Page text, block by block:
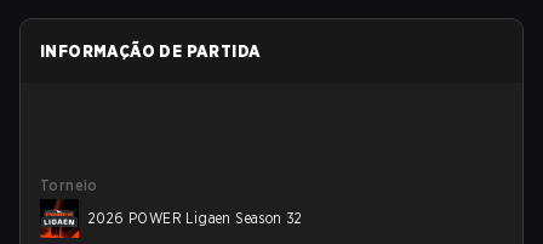
INFORMAÇÃO DE PARTIDA
Torneio
2026 POWER Ligaen Season 32